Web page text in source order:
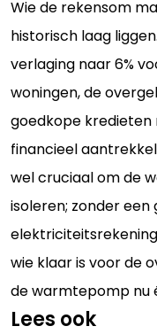
Wie de rekensom
historisch laag
verlaging naar 6%
woningen, de
goedkope
financieel
wel cruciaal om de
isoleren; zonder
wie klaar is voor de
de warmtepomp nu
Lees ook